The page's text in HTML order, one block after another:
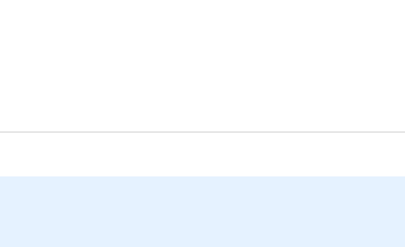
houdt overzicht en durft om ondersteuning te vragen